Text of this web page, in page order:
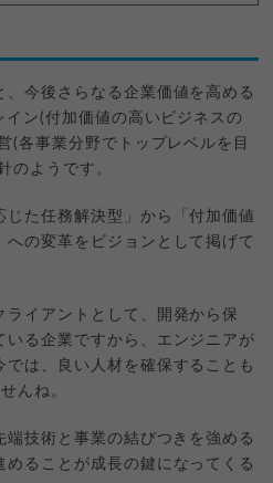
今後さらなる企業価値を高める
ン(付加価値の高いビジネスの
(各事業分野でトップレベルを目
のようです。
じた任務解決型」から「付加価値
の変革をビジョンとして掲げて
ライアントとして、開発から保
る企業ですから、エンジニアが
は、良い人材を確保することも
んね。
技術と事業の結びつきを強める
ることが成長の鍵になってくる